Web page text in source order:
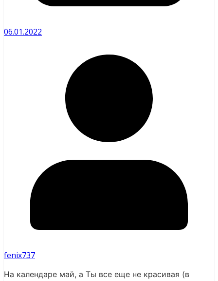
06.01.2022
fenix737
На календаре май, а Ты все еще не красивая (в